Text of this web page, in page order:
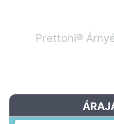
Prettoni®